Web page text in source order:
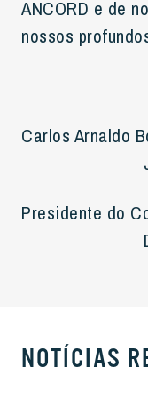
ANCORD e de
nossos
Carlos
José
Presidente do
Diretor
NOTÍCIAS